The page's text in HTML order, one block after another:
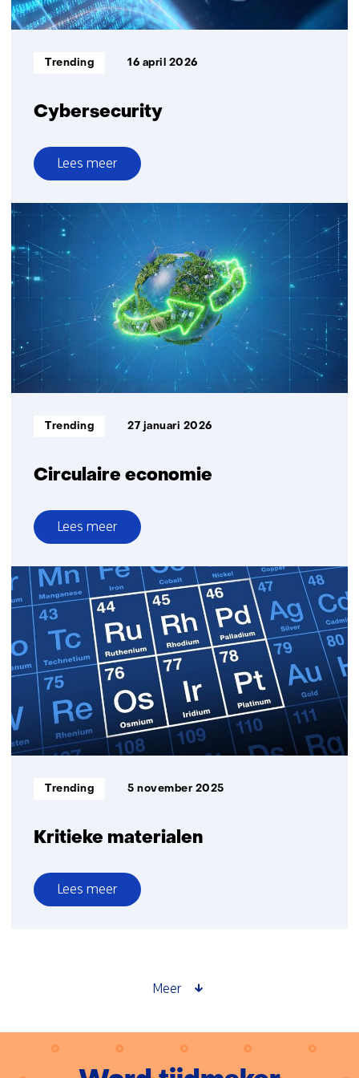
Cybersecurity
Informatietype:
Trending 16 april 2026
Lees meer
over
Cybersecurity
Circulaire economie
Informatietype:
Trending 27 januari 2026
Lees meer
over
Circulaire
economie
Kritieke materialen
Informatietype:
Trending 5 november 2025
Lees meer
over
Meer